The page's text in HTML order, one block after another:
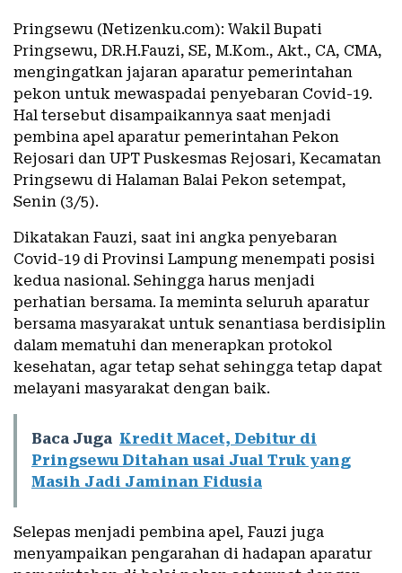
Pringsewu (Netizenku.com): Wakil Bupati
Pringsewu, DR.H.Fauzi, SE, M.Kom., Akt., CA, CMA,
mengingatkan jajaran aparatur pemerintahan
pekon untuk mewaspadai penyebaran Covid-19.
Hal tersebut disampaikannya saat menjadi
pembina apel aparatur pemerintahan Pekon
Rejosari dan UPT Puskesmas Rejosari, Kecamatan
Pringsewu di Halaman Balai Pekon setempat,
Senin (3/5).
Dikatakan Fauzi, saat ini angka penyebaran
Covid-19 di Provinsi Lampung menempati posisi
kedua nasional. Sehingga harus menjadi
perhatian bersama. Ia meminta seluruh aparatur
bersama masyarakat untuk senantiasa berdisiplin
dalam mematuhi dan menerapkan protokol
kesehatan, agar tetap sehat sehingga tetap dapat
melayani masyarakat dengan baik.
Baca Juga Kredit Macet, Debitur di
Pringsewu Ditahan usai Jual Truk yang
Masih Jadi Jaminan Fidusia
Selepas menjadi pembina apel, Fauzi juga
menyampaikan pengarahan di hadapan aparatur